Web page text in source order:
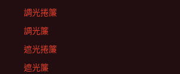
調光捲簾
調光簾
遮光捲簾
遮光簾